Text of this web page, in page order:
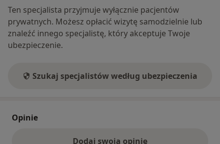
Ten specjalista przyjmuje wyłącznie pacjentów
prywatnych. Możesz opłacić wizytę samodzielnie lub
znaleźć innego specjalistę, który akceptuje Twoje
ubezpieczenie.
Szukaj specjalistów według ubezpieczenia
Opinie
Dodaj swoją opinię